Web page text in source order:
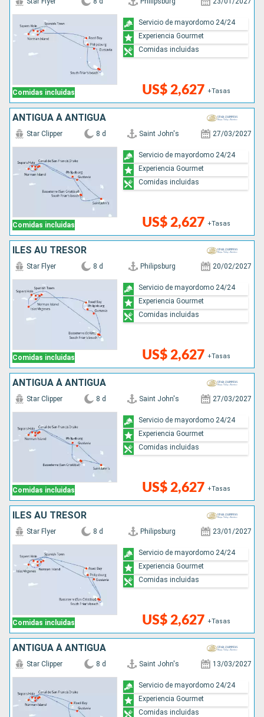
Comidas incluidas US$ 2,627 +Tasas
Servicio de mayordomo 24/24
Experiencia Gourmet
Comidas incluidas
ANTIGUA À ANTIGUA
Comidas incluidas
Star Clipper 8 d Saint John's 27/03/2027
US$ 2,627 +Tasas
Servicio de mayordomo 24/24
Experiencia Gourmet
Comidas incluidas
ÎLES AU TRÉSOR
Comidas incluidas
Star Flyer 8 d Philipsburg 20/02/2027
US$ 2,627 +Tasas
Servicio de mayordomo 24/24
Experiencia Gourmet
Comidas incluidas
ANTIGUA À ANTIGUA
Comidas incluidas
Star Clipper 8 d Saint John's 27/03/2027
US$ 2,627 +Tasas
Servicio de mayordomo 24/24
Experiencia Gourmet
Comidas incluidas
ÎLES AU TRÉSOR
Comidas incluidas
Star Flyer 8 d Philipsburg 23/01/2027
US$ 2,627 +Tasas
Servicio de mayordomo 24/24
Experiencia Gourmet
Comidas incluidas
ANTIGUA À ANTIGUA
Star Clipper 8 d Saint John's 13/03/2027
Servicio de mayordomo 24/24
Experiencia Gourmet
Comidas incluidas